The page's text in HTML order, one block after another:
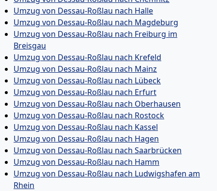
Umzug von Dessau-Roßlau nach Halle
Umzug von Dessau-Roßlau nach Magdeburg
Umzug von Dessau-Roßlau nach Freiburg im
Breisgau
Umzug von Dessau-Roßlau nach Krefeld
Umzug von Dessau-Roßlau nach Mainz
Umzug von Dessau-Roßlau nach Lübeck
Umzug von Dessau-Roßlau nach Erfurt
Umzug von Dessau-Roßlau nach Oberhausen
Umzug von Dessau-Roßlau nach Rostock
Umzug von Dessau-Roßlau nach Kassel
Umzug von Dessau-Roßlau nach Hagen
Umzug von Dessau-Roßlau nach Saarbrücken
Umzug von Dessau-Roßlau nach Hamm
Umzug von Dessau-Roßlau nach Ludwigshafen am
Rhein